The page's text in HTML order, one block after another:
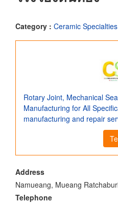
Category : Ceramic Specialties
Rotary Joint, Mechanical
Manufacturing for All
manufacturing and repair
Address
Namueang, Mueang
Telephone